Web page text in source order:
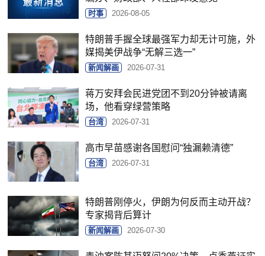
时事 2026-08-05
特朗普手握全球最强军力却无计可施，外
媒揭美伊战争“无解三选一”
新闻解画 2026-07-31
蒋万安拜会民进党团不到20分钟被请离
场，他看穿绿营策略
台湾 2026-07-31
高市早苗感谢各国慰问“独漏赖清德”
台湾 2026-07-31
特朗普刚停火，伊朗为何反而主动开战？
专家揭背后算计
新闻解画 2026-07-30